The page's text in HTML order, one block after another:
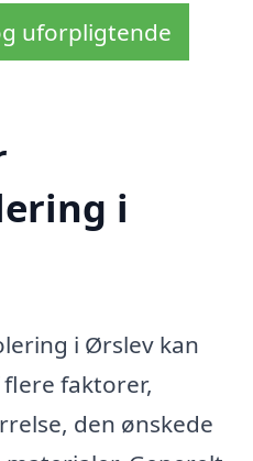
uforpligtende
i
i Ørslev kan
faktorer,
den ønskede